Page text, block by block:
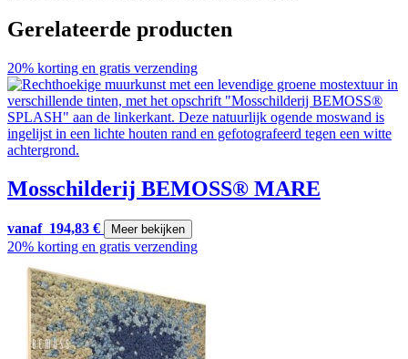
Gerelateerde producten
20% korting en gratis verzending
Mosschilderij BEMOSS® MARE
vanaf 194,83 € Meer bekijken
20% korting en gratis verzending